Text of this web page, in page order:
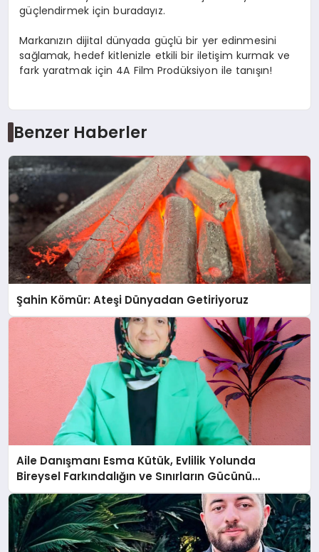
güçlendirmek için buradayız.
Markanızın dijital dünyada güçlü bir yer edinmesini
sağlamak, hedef kitlenizle etkili bir iletişim kurmak ve
fark yaratmak için 4A Film Prodüksiyon ile tanışın!
Benzer Haberler
Şahin Kömür: Ateşi Dünyadan Getiriyoruz
Aile Danışmanı Esma Kütük, Evlilik Yolunda
Bireysel Farkındalığın ve Sınırların Gücünü
Anlatıyor